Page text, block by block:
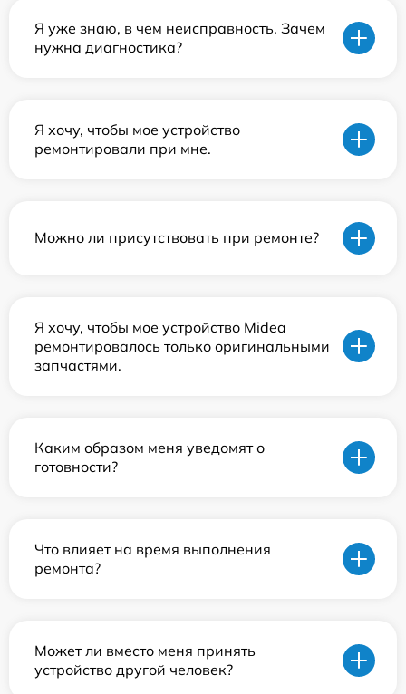
Я уже знаю, в чем неисправность. Зачем
нужна диагностика?
Я хочу, чтобы мое устройство
ремонтировали при мне.
Можно ли присутствовать при ремонте?
Я хочу, чтобы мое устройство Midea
ремонтировалось только оригинальными
запчастями.
Каким образом меня уведомят о
готовности?
Что влияет на время выполнения
ремонта?
Может ли вместо меня принять
устройство другой человек?